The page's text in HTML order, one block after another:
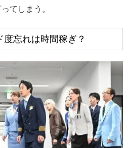
てしまう。
忘れは時間稼ぎ？